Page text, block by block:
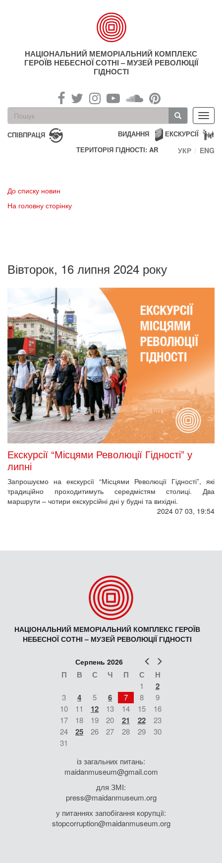
НАЦІОНАЛЬНИЙ МЕМОРІАЛЬНИЙ КОМПЛЕКС
ГЕРОЇВ НЕБЕСНОЇ СОТНІ – МУЗЕЙ РЕВОЛЮЦІЇ
ГІДНОСТІ
Пошукова
форма
Пошук
СПІВПРАЦЯ ЕКСКУРСІЇ
ВИДАННЯ
ТЕРИТОРІЯ ГІДНОСТІ: AR
УКР ENG
До списку новин
На головну сторінку
Вівторок, 16 липня 2024 року
Екскурсії “Місцями Революції Гідності” у
липні
Запрошуємо на екскурсії “Місцями Революції Гідності”, які
традиційно проходитимуть середмістям столиці. Два
маршрути – чотири екскурсійні дні у будні та вихідні.
2024 07 03, 19:54
НАЦІОНАЛЬНИЙ МЕМОРІАЛЬНИЙ КОМПЛЕКС ГЕРОЇВ
НЕБЕСНОЇ СОТНІ – МУЗЕЙ РЕВОЛЮЦІЇ ГІДНОСТІ
Попер
Серпень 2026
П В С Ч П С Н
1 2
3 4 5 6 7 8
9
10
11 12 13 14 15
16
17
18 19 20 21 22
23
24
25 26 27 28 29
30
31
із загальних питань:
maidanmuseum@gmail.com
для ЗМІ:
press@maidanmuseum.org
у питаннях запобігання корупції:
stopcorruption@maidanmuseum.org